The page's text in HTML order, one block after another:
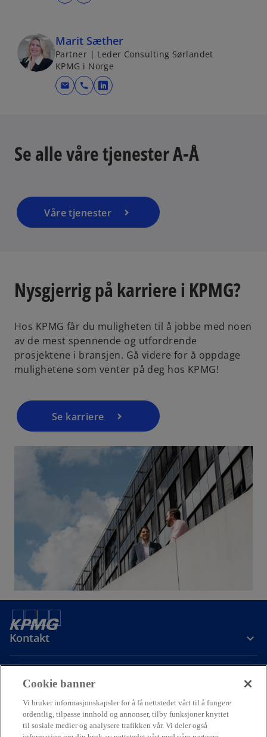
e
w
t
a
b
Marit Sæther
Partner | Leder Consulting Sørlandet
KPMG i Norge
mail call
o
s
i
e
b
Se alle våre tjenester A-Å
Våre tjenester
Nysgjerrig på karriere i KPMG?
Hos KPMG får du muligheten til å jobbe med noen
av de mest spennende og utfordrende
prosjektene i bransjen. Gå videre for å oppdage
mulighetene som venter på deg hos KPMG!
Se karriere
Kontakt
Om oss
Karriere
Cookie banner
Vi bruker informasjonskapsler for å få nettstedet vårt til å fungere
ordentlig, tilpasse innhold og annonser, tilby funksjoner knyttet
til sosiale medier og analysere trafikken vår. Vi deler også